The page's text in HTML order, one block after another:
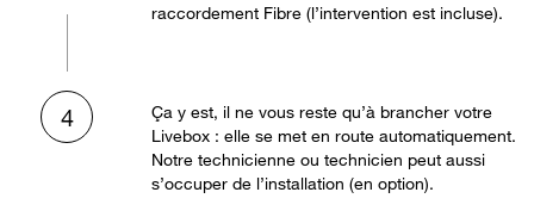
raccordement Fibre (l’intervention est incluse).
4
Ça y est, il ne vous reste qu’à brancher votre
Livebox : elle se met en route automatiquement.
Notre technicienne ou technicien peut aussi
s’occuper de l’installation (en option).